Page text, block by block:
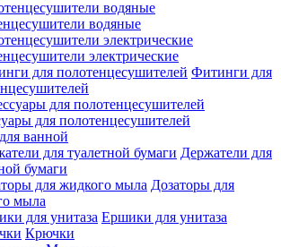
водяные
электрические
Фитинги для
для полотенцесушителей
ванной
Держатели для
бумаги
Дозаторы для
мыла
Ершики для унитаза
Крючки